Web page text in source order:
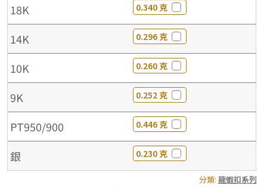
18K 0.340 克
14K 0.296 克
10K 0.260 克
9K 0.252 克
PT950/900 0.446 克
銀 0.230 克
分類: 龍蝦扣系列